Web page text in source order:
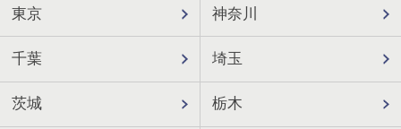
東京 神奈川
千葉 埼玉
茨城 栃木